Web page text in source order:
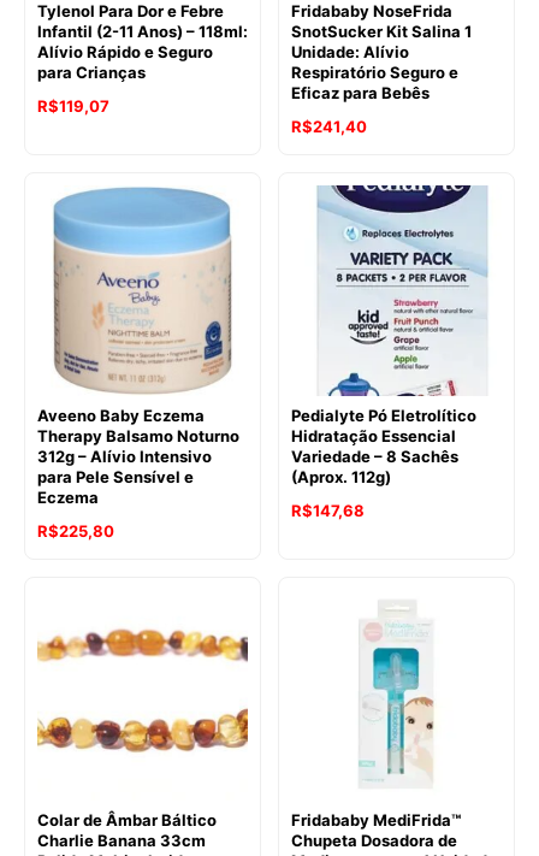
Tylenol Para Dor e Febre
Infantil (2-11 Anos) – 118ml:
Alívio Rápido e Seguro
para Crianças
R$119,07
Fridababy NoseFrida
SnotSucker Kit Salina 1
Unidade: Alívio
Respiratório Seguro e
Eficaz para Bebês
R$241,40
Aveeno Baby Eczema
Therapy Balsamo Noturno
312g – Alívio Intensivo
para Pele Sensível e
Eczema
R$225,80
Pedialyte Pó Eletrolítico
Hidratação Essencial
Variedade – 8 Sachês
(Aprox. 112g)
O
R$188,90.
R$147,68
R$147,68.
Colar de Âmbar Báltico
Charlie Banana 33cm
Fridababy MediFrida™
Chupeta Dosadora de